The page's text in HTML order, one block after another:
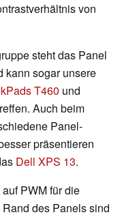
von
steht das Panel
kann sogar unsere
T460 und
Auch beim
Panel-
präsentieren
Dell XPS 13.
PWM für die
des Panels sind